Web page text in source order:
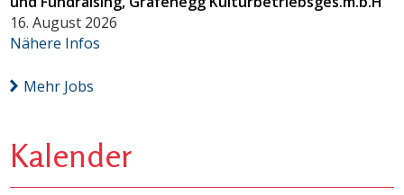
16. August 2026
Nähere Infos
Mehr Jobs
Kalender